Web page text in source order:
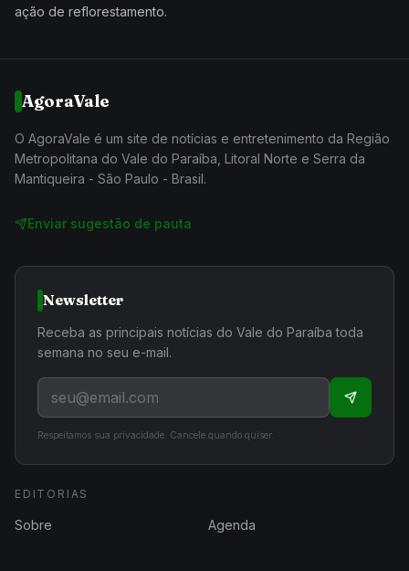
ação de reflorestamento.
AgoraVale
O AgoraVale é um site de notícias e entretenimento da Região
Metropolitana do Vale do Paraíba, Litoral Norte e Serra da
Mantiqueira - São Paulo - Brasil.
Enviar sugestão de pauta
Newsletter
Receba as principais notícias do Vale do Paraíba toda
semana no seu e-mail.
Respeitamos sua privacidade. Cancele quando quiser.
EDITORIAS
Sobre Agenda